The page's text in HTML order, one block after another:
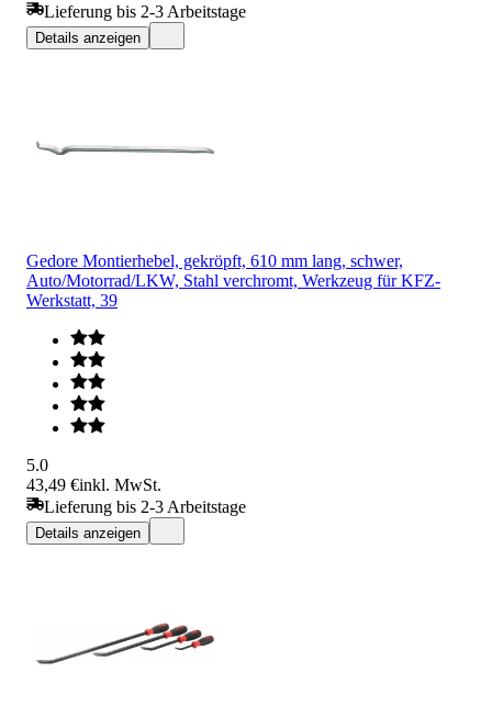
Lieferung bis 2-3 Arbeitstage
Details anzeigen
Gedore Montierhebel, gekröpft, 610 mm lang, schwer,
Auto/Motorrad/LKW, Stahl verchromt, Werkzeug für KFZ-
Werkstatt, 39
5.0
43,49 €inkl. MwSt.
Lieferung bis 2-3 Arbeitstage
Details anzeigen